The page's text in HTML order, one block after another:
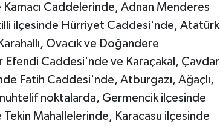
Caddelerinde, Adnan Menderes
ilçesinde Hürriyet Caddesi'nde, Atatürk
Ovacık ve Doğandere
Efendi Caddesi'nde ve Karaçakal, Çavdar
Fatih Caddesi'nde, Atburgazı, Ağaçlı,
noktalarda, Germencik ilçesinde
Tekin Mahallelerinde, Karacasu ilçesinde